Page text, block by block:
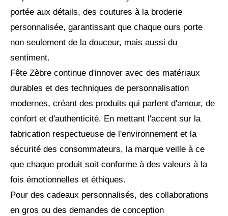
portée aux détails, des coutures à la broderie
personnalisée, garantissant que chaque ours porte
non seulement de la douceur, mais aussi du
sentiment.
Fête Zèbre continue d'innover avec des matériaux
durables et des techniques de personnalisation
modernes, créant des produits qui parlent d'amour, de
confort et d'authenticité. En mettant l'accent sur la
fabrication respectueuse de l'environnement et la
sécurité des consommateurs, la marque veille à ce
que chaque produit soit conforme à des valeurs à la
fois émotionnelles et éthiques.
Pour des cadeaux personnalisés, des collaborations
en gros ou des demandes de conception